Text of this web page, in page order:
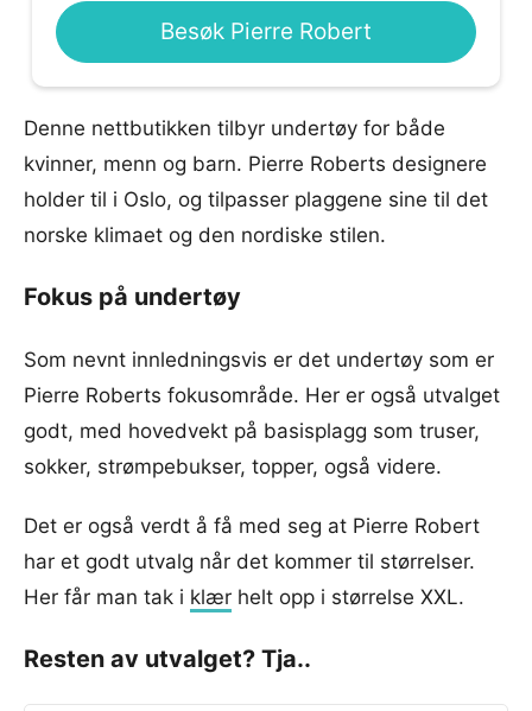
Besøk Pierre Robert
Denne nettbutikken tilbyr undertøy for både
kvinner, menn og barn. Pierre Roberts designere
holder til i Oslo, og tilpasser plaggene sine til det
norske klimaet og den nordiske stilen.
Fokus på undertøy
Som nevnt innledningsvis er det undertøy som er
Pierre Roberts fokusområde. Her er også utvalget
godt, med hovedvekt på basisplagg som truser,
sokker, strømpebukser, topper, også videre.
Det er også verdt å få med seg at Pierre Robert
har et godt utvalg når det kommer til størrelser.
Her får man tak i klær helt opp i størrelse XXL.
Resten av utvalget? Tja..